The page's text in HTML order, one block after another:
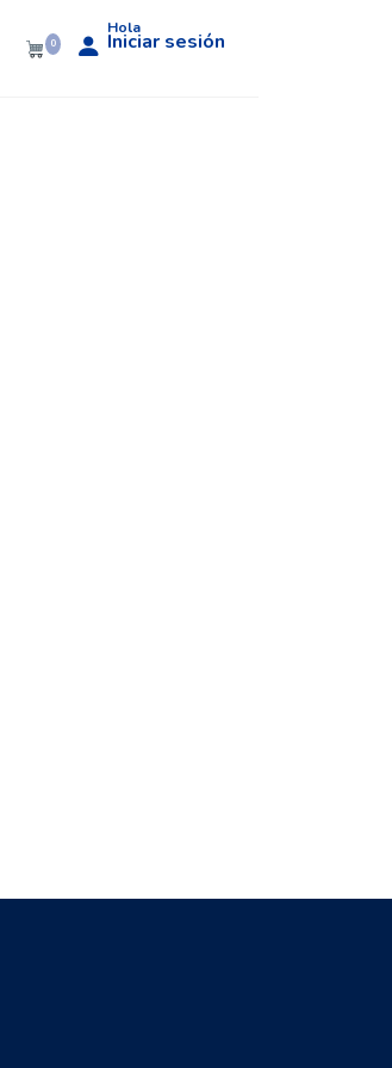
0
Hola
Iniciar sesión